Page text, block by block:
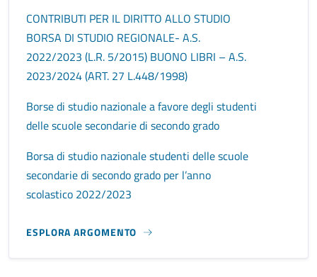
CONTRIBUTI PER IL DIRITTO ALLO STUDIO
BORSA DI STUDIO REGIONALE- A.S.
2022/2023 (L.R. 5/2015) BUONO LIBRI – A.S.
2023/2024 (ART. 27 L.448/1998)
Borse di studio nazionale a favore degli studenti
delle scuole secondarie di secondo grado
Borsa di studio nazionale studenti delle scuole
secondarie di secondo grado per l’anno
scolastico 2022/2023
ESPLORA ARGOMENTO